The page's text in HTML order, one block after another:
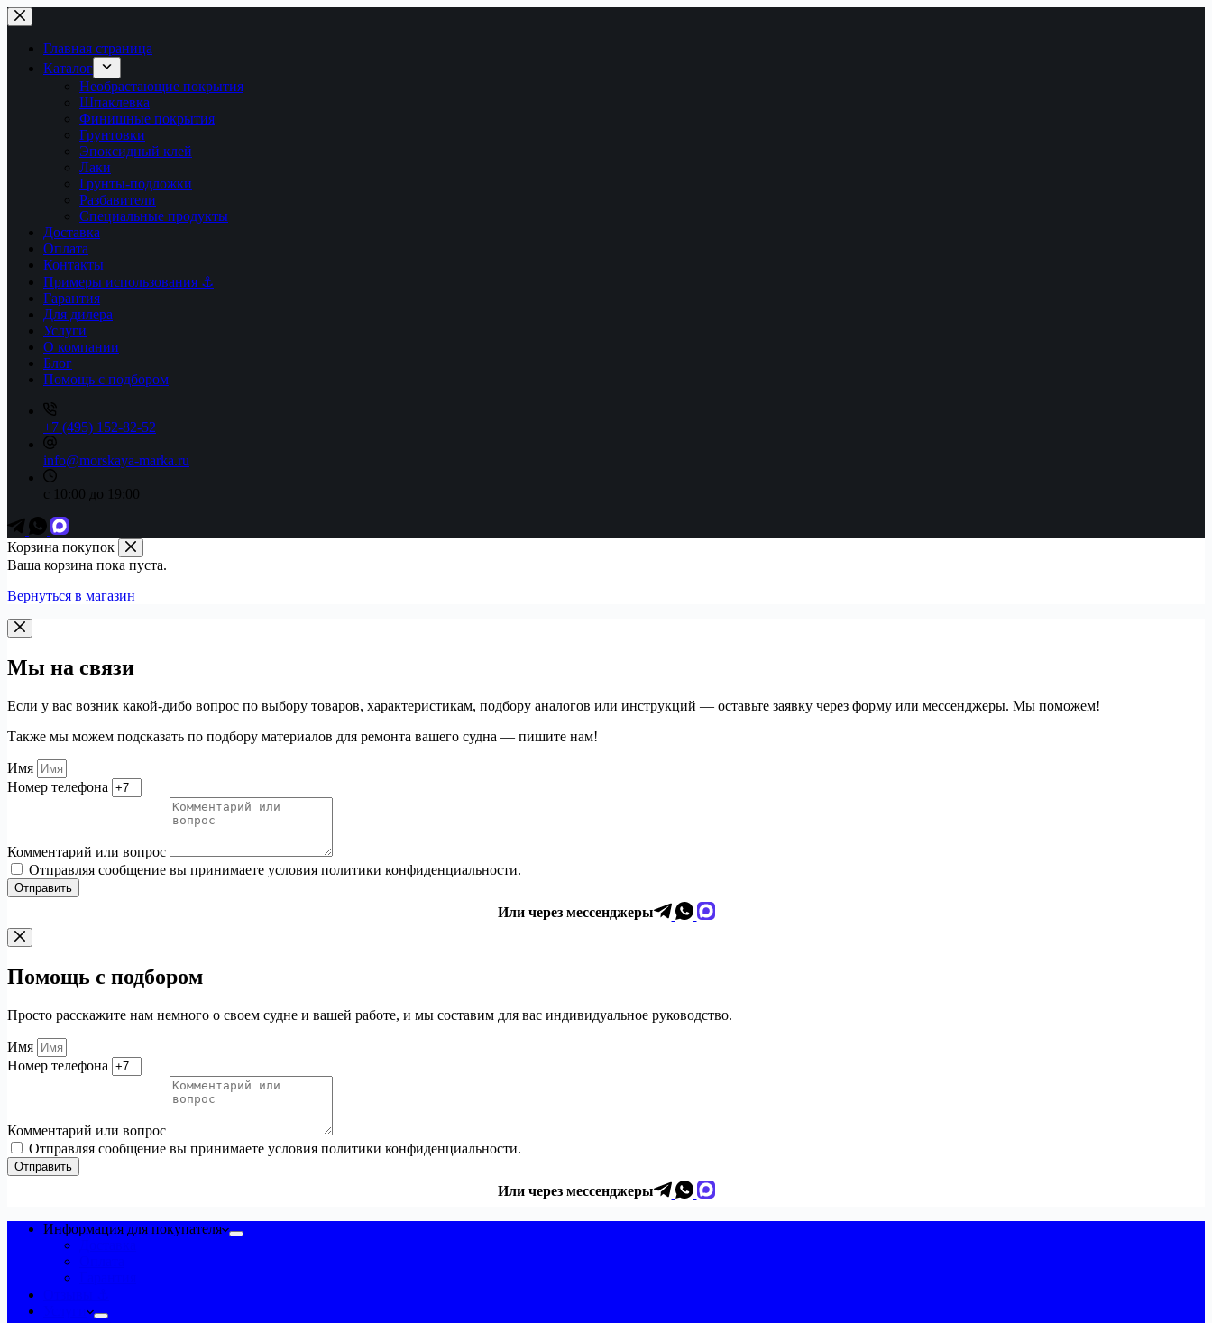
Перейти
к
сути
Главная страница
Каталог
Необрастающие покрытия
Шпаклевка
Финишные покрытия
Грунтовки
Эпоксидный клей
Лаки
Грунты-подложки
Разбавители
Специальные продукты
Доставка
Оплата
Контакты
Примеры использования ⚓
Гарантия
Для дилера
Услуги
О компании
Блог
Помощь с подбором
+7 (495) 152-82-52
info@morskaya-marka.ru
с 10:00 до 19:00
Корзина покупок
Ваша корзина пока пуста.
Вернуться в магазин
Мы на связи
Если у вас возник какой-дибо вопрос по выбору товаров, характеристикам, подбору аналогов или инструкций — оставьте заявку через форму или мессенджеры. Мы поможем!
Также мы можем подсказать по подбору материалов для ремонта вашего судна — пишите нам!
Имя
Номер телефона
Комментарий или вопрос
Отправляя сообщение вы принимаете условия политики конфиденциальности.
Отправить
Или через мессенджеры
Помощь с подбором
Просто расскажите нам немного о своем судне и вашей работе, и мы составим для вас индивидуальное руководство.
Имя
Номер телефона
Комментарий или вопрос
Отправляя сообщение вы принимаете условия политики конфиденциальности.
Отправить
Или через мессенджеры
Информация для покупателя